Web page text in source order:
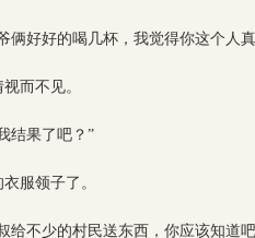
俩好好的喝几杯，我觉得你这个人
而不见。
结果了吧？”
服领子了。
给不少的村民送东西，你应该知道